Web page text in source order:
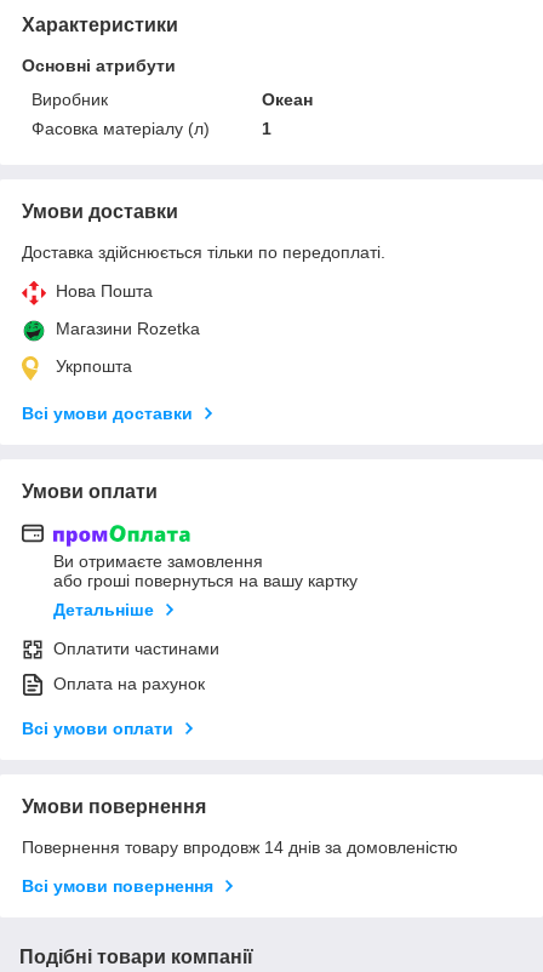
Характеристики
Основні атрибути
Виробник
Океан
Фасовка матеріалу (л)
1
Умови доставки
Доставка здійснюється тільки по передоплаті.
Нова Пошта
Магазини Rozetka
Укрпошта
Всі умови доставки
Умови оплати
Ви отримаєте замовлення
або гроші повернуться на вашу картку
Детальніше
Оплатити частинами
Оплата на рахунок
Всі умови оплати
Умови повернення
Повернення товару впродовж 14 днів за домовленістю
Всі умови повернення
Подібні товари компанії